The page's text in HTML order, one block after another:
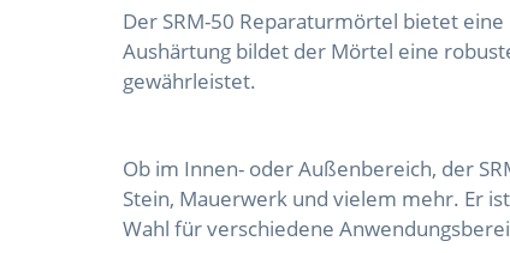
Der SRM-50 Reparaturmörtel bietet
Aushärtung bildet der Mörtel eine
gewährleistet.
Ob im Innen- oder Außenbereich, der
Stein, Mauerwerk und vielem mehr. Er
Wahl für verschiedene